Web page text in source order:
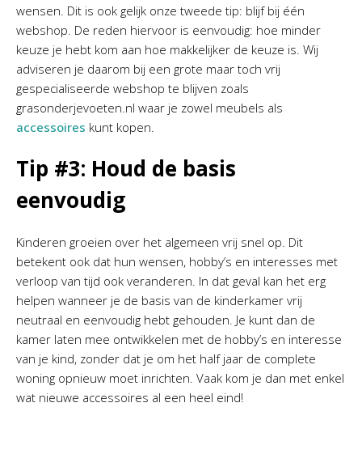
wensen. Dit is ook gelijk onze tweede tip: blijf bij één
webshop. De reden hiervoor is eenvoudig: hoe minder
keuze je hebt kom aan hoe makkelijker de keuze is. Wij
adviseren je daarom bij een grote maar toch vrij
gespecialiseerde webshop te blijven zoals
grasonderjevoeten.nl waar je zowel meubels als
accessoires kunt kopen.
Tip #3: Houd de basis
eenvoudig
Kinderen groeien over het algemeen vrij snel op. Dit
betekent ook dat hun wensen, hobby’s en interesses met
verloop van tijd ook veranderen. In dat geval kan het erg
helpen wanneer je de basis van de kinderkamer vrij
neutraal en eenvoudig hebt gehouden. Je kunt dan de
kamer laten mee ontwikkelen met de hobby’s en interesse
van je kind, zonder dat je om het half jaar de complete
woning opnieuw moet inrichten. Vaak kom je dan met enkel
wat nieuwe accessoires al een heel eind!